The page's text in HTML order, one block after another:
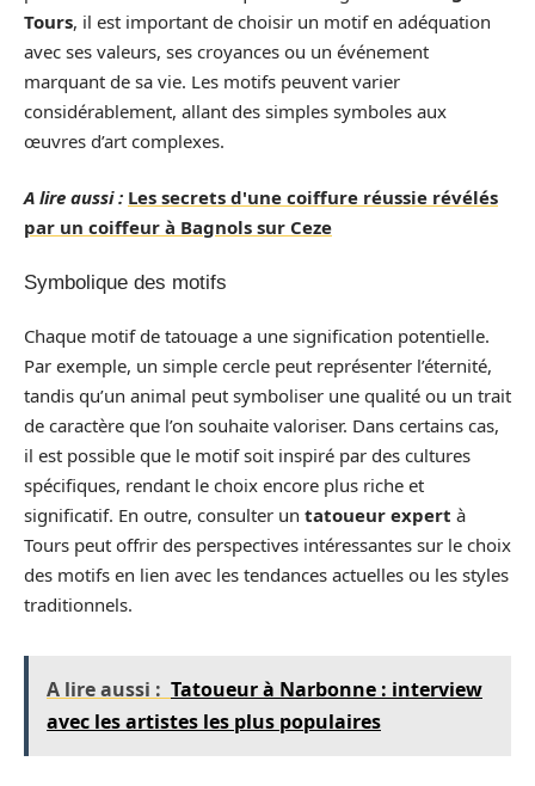
Tours, il est important de choisir un motif en adéquation
avec ses valeurs, ses croyances ou un événement
marquant de sa vie. Les motifs peuvent varier
considérablement, allant des simples symboles aux
œuvres d’art complexes.
A lire aussi : Les secrets d'une coiffure réussie révélés
par un coiffeur à Bagnols sur Ceze
Symbolique des motifs
Chaque motif de tatouage a une signification potentielle.
Par exemple, un simple cercle peut représenter l’éternité,
tandis qu’un animal peut symboliser une qualité ou un trait
de caractère que l’on souhaite valoriser. Dans certains cas,
il est possible que le motif soit inspiré par des cultures
spécifiques, rendant le choix encore plus riche et
significatif. En outre, consulter un tatoueur expert à
Tours peut offrir des perspectives intéressantes sur le choix
des motifs en lien avec les tendances actuelles ou les styles
traditionnels.
A lire aussi : Tatoueur à Narbonne : interview
avec les artistes les plus populaires